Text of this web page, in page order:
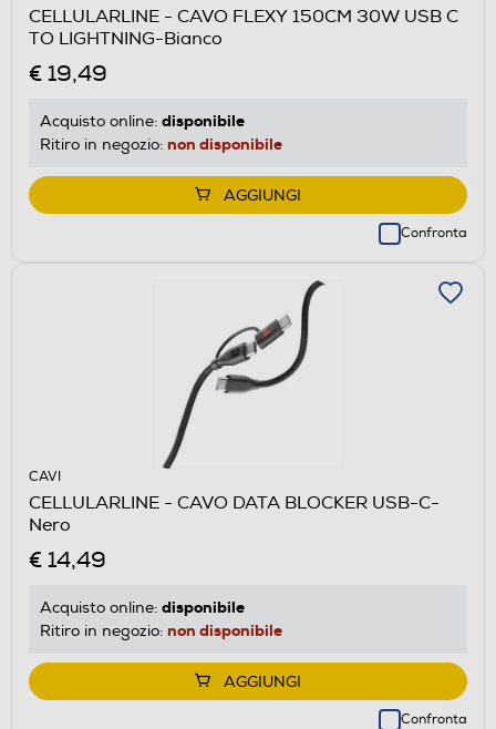
CELLULARLINE - CAVO FLEXY 150CM 30W USB C
TO LIGHTNING-Bianco
€ 19,49
Acquisto online: disponibile
Ritiro in negozio: non disponibile
AGGIUNGI
Confronta
CAVI
CELLULARLINE - CAVO DATA BLOCKER USB-C-
Nero
€ 14,49
Acquisto online: disponibile
Ritiro in negozio: non disponibile
AGGIUNGI
Confronta